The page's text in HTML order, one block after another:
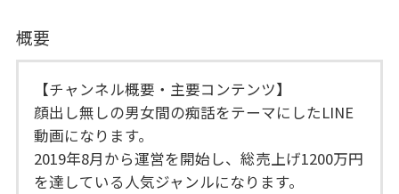
概要
【チャンネル概要・主要コンテンツ】
顔出し無しの男女間の痴話をテーマにしたLINE
動画になります。
2019年8月から運営を開始し、総売上げ1200万円
を達している人気ジャンルになります。